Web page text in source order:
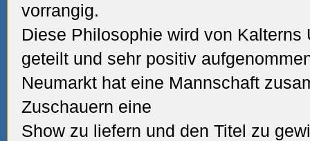
vorrangig.
Diese Philosophie wird von Kalterns
geteilt und sehr positiv
Neumarkt hat eine Mannschaft
Zuschauern eine
Show zu liefern und den Titel zu